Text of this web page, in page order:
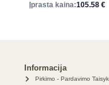
Įprasta kaina:105.58 €
Informacija
Pirkimo - Pardavimo